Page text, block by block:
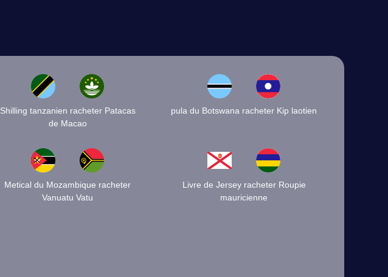
Shilling tanzanien racheter Patacas
de Macao
pula du Botswana racheter Kip laotien
Metical du Mozambique racheter
Vanuatu Vatu
Livre de Jersey racheter Roupie
mauricienne